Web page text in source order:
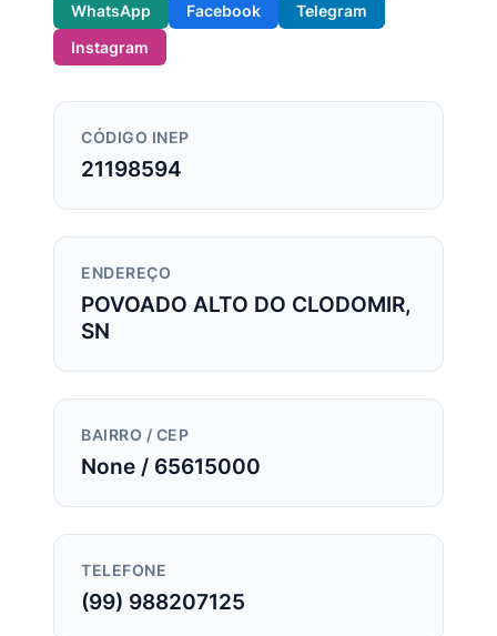
WhatsApp Facebook
Telegram
Instagram
CÓDIGO INEP
21198594
ENDEREÇO
POVOADO ALTO DO CLODOMIR,
SN
BAIRRO / CEP
None / 65615000
TELEFONE
(99) 988207125